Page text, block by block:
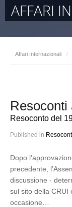
AFFARI
Affari Internazionali /
Resoconti
Resoconto del
Published in
Dopo
precedente,
discussione -
sul sito della CRUI
occasione…